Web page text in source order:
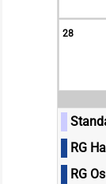
28
RG
RG